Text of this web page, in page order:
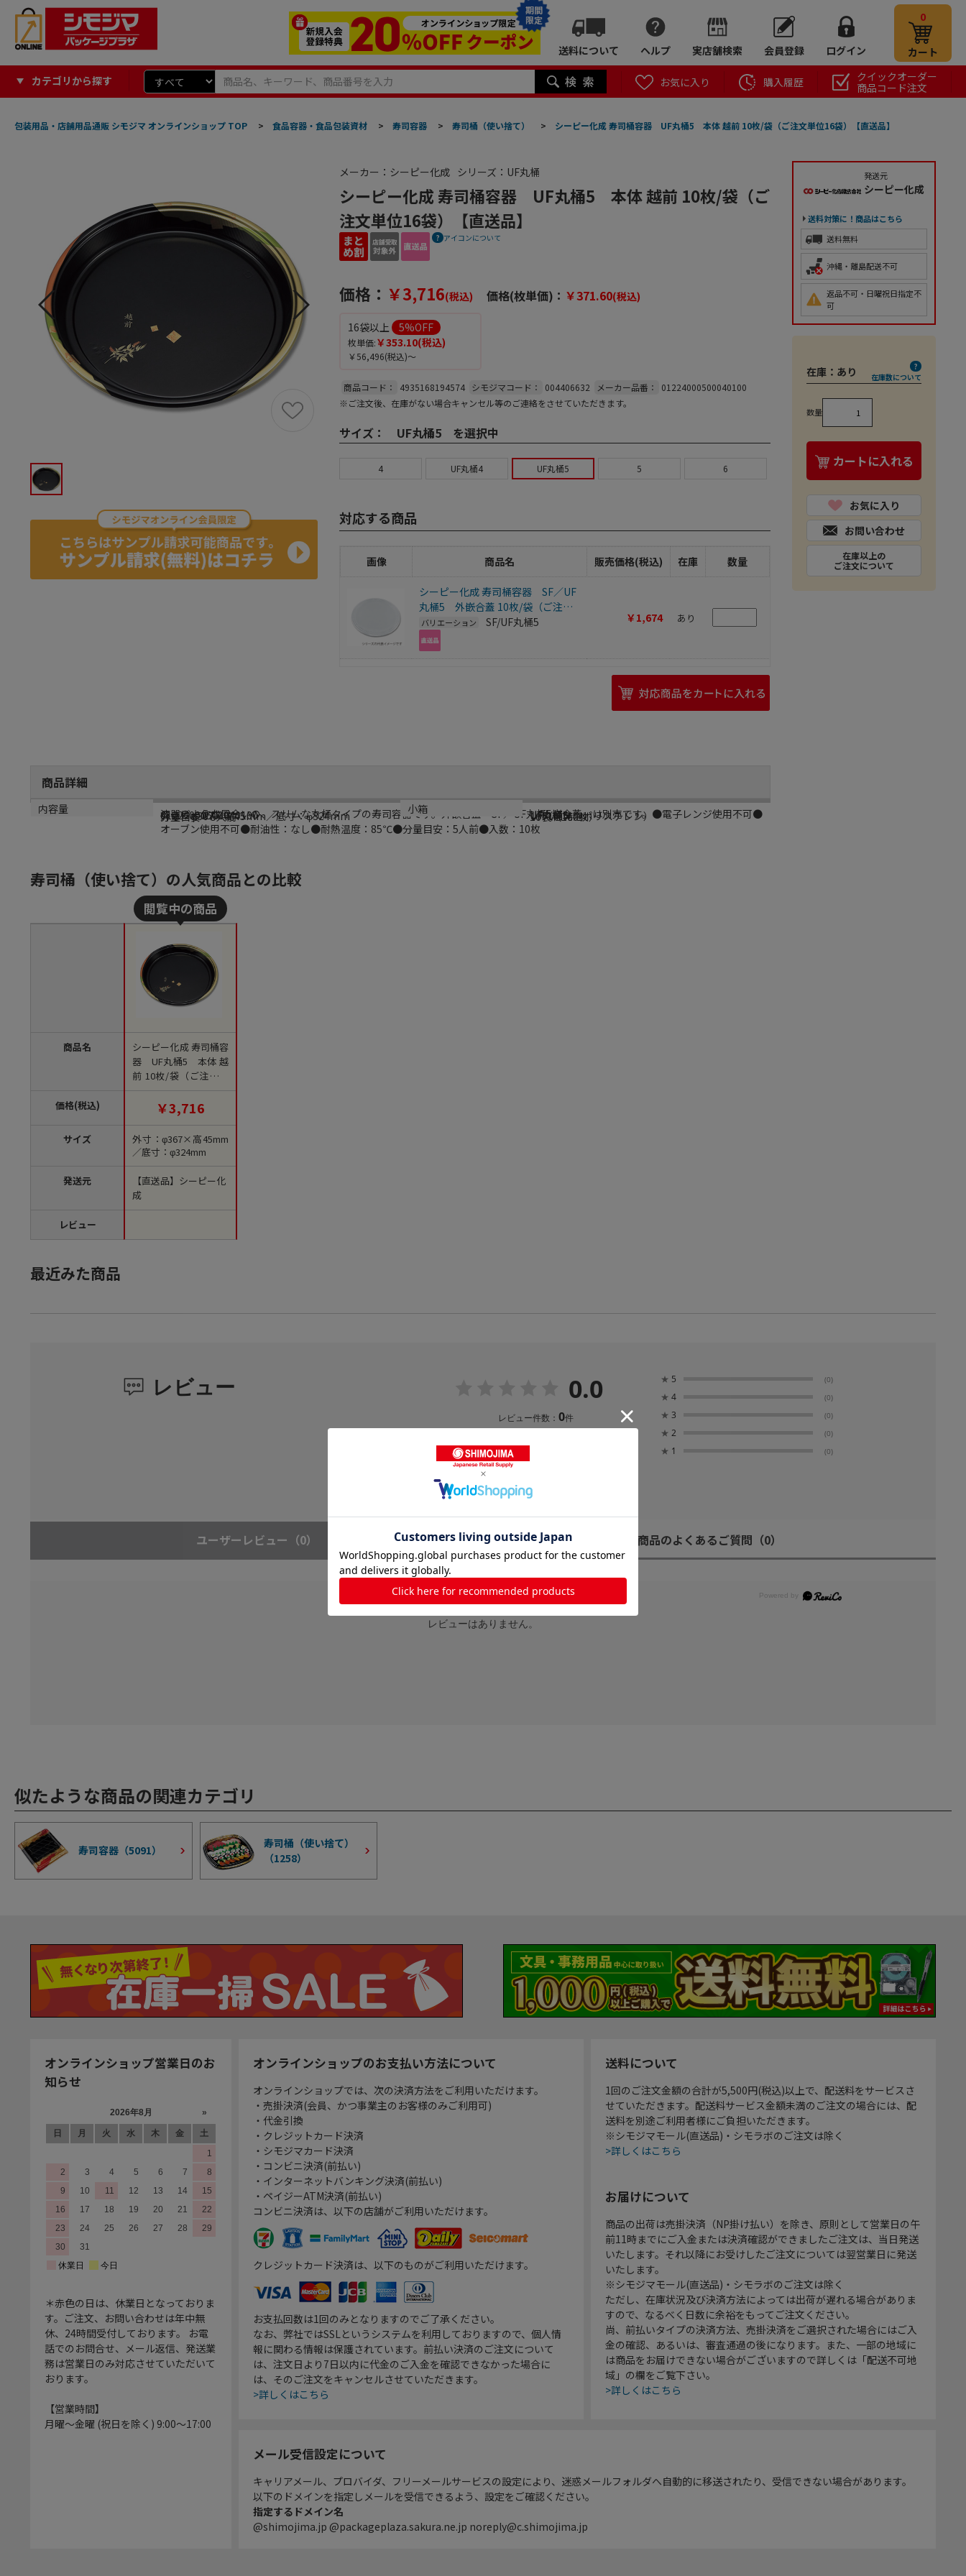
期間
限定
送料について ヘルプ 実店舗検索 会員登録 ログイン
0
カート
カテゴリから探す お気に入り 購入履歴
クイックオーダー
商品コード注文
包装用品・店舗用品通販 シモジマ オンラインショップ TOP > 食品容器・食品包装資材 > 寿司容器 > 寿司桶（使い捨て） > シーピー化成 寿司桶容器 UF丸桶5 本体 越前 10枚/袋（ご注文単位16袋）【直送品】
メーカー：シーピー化成 シリーズ：UF丸桶
シーピー化成 寿司桶容器 UF丸桶5 本体 越前 10枚/袋（ご
注文単位16袋）【直送品】
アイコンについて
価格： ￥3,716(税込) 価格(枚単価)： ￥371.60(税込)
16袋以上 5%OFF
枚単価:￥353.10(税込)
￥56,496(税込)～
商品コード： 4935168194574 シモジマコード： 004406632 メーカー品番：
01224000500040100
※ご注文後、在庫がない場合キャンセル等のご連絡をさせていただきます。
サイズ： UF丸桶5 を選択中
4 UF丸桶4 UF丸桶5 5 6
対応する商品
画像 商品名 販売価格(税込) 在庫 数量
シーピー化成 寿司桶容器 SF／UF
丸桶5 外嵌合蓋 10枚/袋（ご注文
単位16袋）【直送品】
バリエーション SF/UF丸桶5 ￥1,674 あり
商品詳細
商品説明
漆器のような風合いの、スリムな丸桶タイプの寿司容器です。外嵌合蓋「SF／UF丸桶5嵌合蓋」は別売です。●電子レンジ使用不可●
オーブン使用不可●耐油性：なし●耐熱温度：85℃●分量目安：5人前●入数：10枚
メーカー名
シーピー化成
シリーズ名
UF丸桶
メーカー品番
01224000500040100
規格
UF丸桶5
サイズ
外寸：φ367×高45mm／底寸：φ324mm
材質
UF（低発泡ポリスチレン）
内容量
分量目安：5人前
小箱
16袋（160枚）
発送元
シーピー化成
送料対策に！商品はこちら
送料無料
沖縄・離島配送不可
返品不可・日曜祝日指定不
可
在庫： あり 在庫数について
数量
カートに入れる
お気に入り
お問い合わせ
在庫以上の
ご注文について
寿司桶（使い捨て）の人気商品との比較
商品名
価格(税込)
サイズ
発送元
レビュー
シーピー化成 寿司桶容
器 UF丸桶5 本体 越
前 10枚/袋（ご注文単
位16袋）【直送品】
￥3,716
外寸：φ367×高45mm
／底寸：φ324mm
【直送品】シーピー化
成
最近みた商品
レビュー 0.0
レビュー件数： 0件
★ 5 (0)
★ 4 (0)
★ 3 (0)
★ 2 (0)
★ 1 (0)
ユーザーレビュー （0） 商品のよくあるご質問 （0）
レビューはありません。
似たような商品の関連カテゴリ
寿司容器（5091）
寿司桶（使い捨て）
（1258）
オンラインショップ営業日のお
知らせ
＊赤色の日は、休業日となっておりま
す。ご注文、お問い合わせは年中無
休、24時間受付しております。 お電
話でのお問合せ、メール返信、発送業
務は営業日のみ対応させていただいて
おります。
【営業時間】
月曜～金曜 (祝日を除く) 9:00～17:00
オンラインショップのお支払い方法について
オンラインショップでは、次の決済方法をご利用いただけます。
・売掛決済(会員、かつ事業主のお客様のみご利用可)
・代金引換
・クレジットカード決済
・シモジマカード決済
・コンビニ決済(前払い)
・インターネットバンキング決済(前払い)
・ペイジーATM決済(前払い)
コンビニ決済は、以下の店舗がご利用いただけます。
クレジットカード決済は、以下のものがご利用いただけます。
お支払回数は1回のみとなりますのでご了承ください。
なお、弊社ではSSLというシステムを利用しておりますので、個人情
報に関わる情報は保護されています。前払い決済のご注文について
は、注文日より7日以内に代金のご入金を確認できなかった場合に
は、そのご注文をキャンセルさせていただきます。
>詳しくはこちら
送料について
1回のご注文金額の合計が5,500円(税込)以上で、配送料をサービスさ
せていただきます。配送料サービス金額未満のご注文の場合には、配
送料を別途ご利用者様にご負担いただきます。
※シモジマモール(直送品)・シモラボのご注文は除く
>詳しくはこちら
お届けについて
商品の出荷は売掛決済（NP掛け払い）を除き、原則として営業日の午
前11時までにご入金または決済確認ができましたご注文は、当日発送
いたします。それ以降にお受けしたご注文については翌営業日に発送
いたします。
※シモジマモール(直送品)・シモラボのご注文は除く
ただし、在庫状況及び決済方法によっては出荷が遅れる場合がありま
すので、なるべく日数に余裕をもってご注文ください。
尚、前払いタイプの決済方法、売掛決済をご選択された場合にはご入
金の確認、あるいは、審査通過の後になります。また、一部の地域に
は商品をお届けできない場合がございますので詳しくは「配送不可地
域」の欄をご覧下さい。
>詳しくはこちら
メール受信設定について
キャリアメール、プロバイダ、フリーメールサービスの設定により、迷惑メールフォルダへ自動的に移送されたり、受信できない場合があります。
以下のドメインを指定しメールを受信できるよう、設定をご確認ください。
指定するドメイン名
@shimojima.jp @packageplaza.sakura.ne.jp noreply@c.shimojima.jp